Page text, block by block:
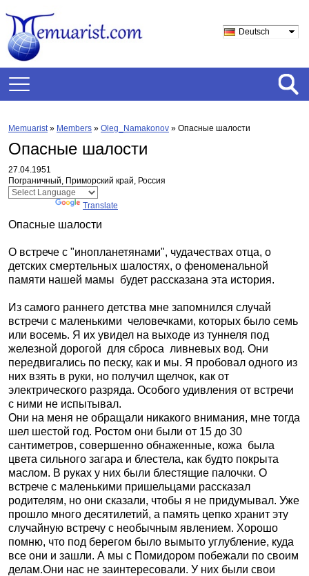
Deutsch
Memuarist» Members » Oleg_Namakonov » Опасные шалости
Опасные шалости
27.04.1951
Пограничный, Приморский край, Россия
Translate
Опасные шалости
О встрече с "инопланетянами", чудачествах отца, о
детских смертельных шалостях, о феноменальной
памяти нашей мамы будет рассказана эта история.
Из самого раннего детства мне запомнился случай
встречи с маленькими человечками, которых было семь
или восемь. Я их увидел на выходе из туннеля под
железной дорогой для сброса ливневых вод. Они
передвигались по песку, как и мы. Я пробовал одного из
них взять в руки, но получил щелчок, как от
электрического разряда. Особого удивления от встречи
с ними не испытывал.
Они на меня не обращали никакого внимания, мне тогда
шел шестой год. Ростом они были от 15 до 30
сантиметров, совершенно обнаженные, кожа была
цвета сильного загара и блестела, как будто покрыта
маслом. В руках у них были блестящие палочки. О
встрече с маленькими пришельцами рассказал
родителям, но они сказали, чтобы я не придумывал. Уже
прошло много десятилетий, а память цепко хранит эту
случайную встречу с необычным явлением. Хорошо
помню, что под берегом было вымыто углубление, куда
все они и зашли. А мы с Помидором побежали по своим
делам.Они нас не заинтересовали. У них были свои